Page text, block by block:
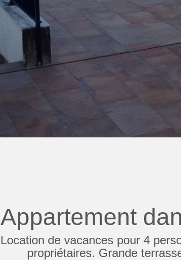
Appartement
Location de vacances pour 4
propriétaires. Grande